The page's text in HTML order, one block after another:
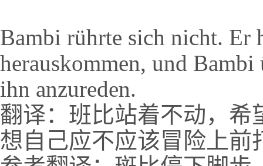
Bambi rührte sich nicht. Er
herauskommen, und
ihn anzureden.
翻译：班比站着不动，希
想自己应不应该冒险上前